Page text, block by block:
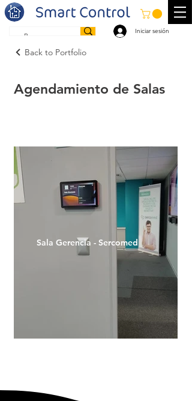
Iniciar sesión
Back to Portfolio
Agendamiento de Salas
Sala Gerencia - Sercomed